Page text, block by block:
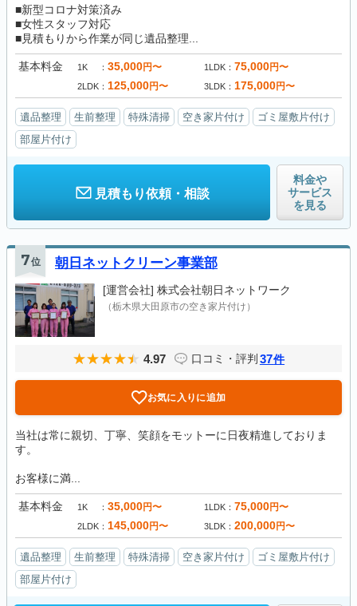
■新型コロナ対策済み
■女性スタッフ対応
■見積もりから作業が同じ遺品整理...
基本料金 1K 35,000円〜 1LDK 75,000円〜
2LDK 125,000円〜 3LDK 175,000円〜
遺品整理 生前整理 特殊清掃 空き家片付け
ゴミ屋敷片付け
部屋片付け
見積もり依頼・相談
料金や
サービス
を見る
7位 朝日ネットクリーン事業部
[運営会社] 株式会社朝日ネットワーク
（栃木県大田原市の空き家片付け）
4.97 口コミ・評判 37件
お気に入りに追加
当社は常に親切、丁寧、笑顔をモットーに日夜精進しておりま
す。
お客様に満...
基本料金 1K 35,000円〜 1LDK 75,000円〜
2LDK 145,000円〜 3LDK 200,000円〜
遺品整理 生前整理 特殊清掃 空き家片付け
ゴミ屋敷片付け
部屋片付け